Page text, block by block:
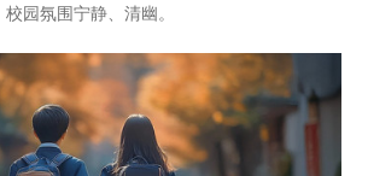
户
园氛围宁静、清幽。